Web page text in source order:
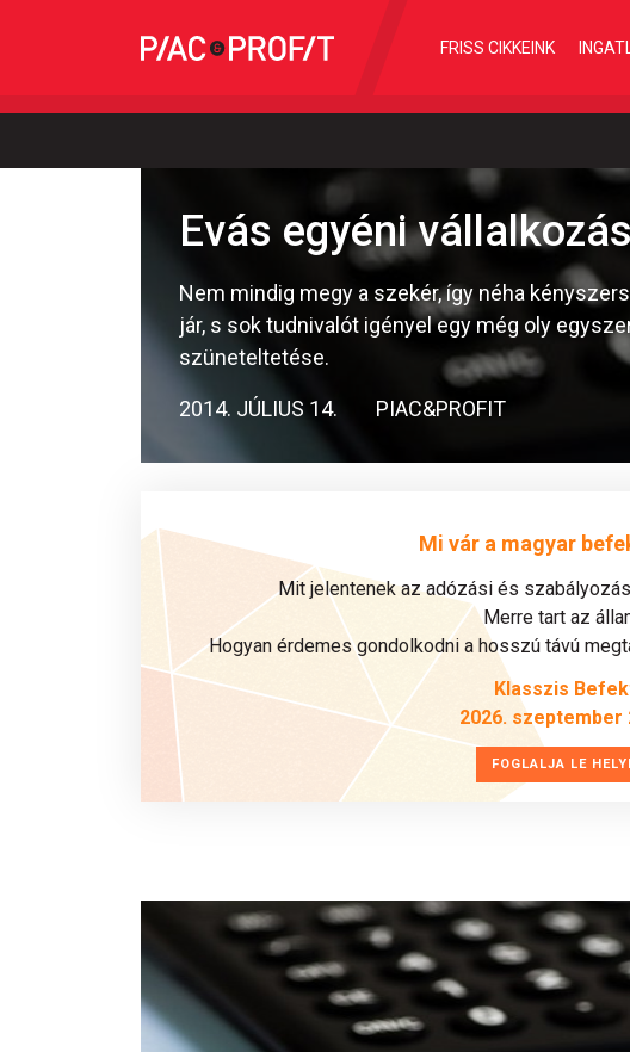
FRISS CIKKEINK
Evás egyéni
Nem mindig megy a szekér, így néha
jár, s sok tudnivalót igényel egy még oly
szüneteltetése.
2014. JÚLIUS 14. PIAC&PROFIT
Mi vár a magyar
Mit jelentenek az adózási és
Merre tart az
Hogyan érdemes gondolkodni a hosszú távú
Klasszis
2026. szeptember
FOGLALJA LE